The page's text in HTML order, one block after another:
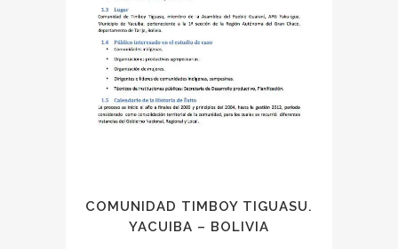
COMUNIDAD TIMBOY TIGUASU.
YACUIBA – BOLIVIA